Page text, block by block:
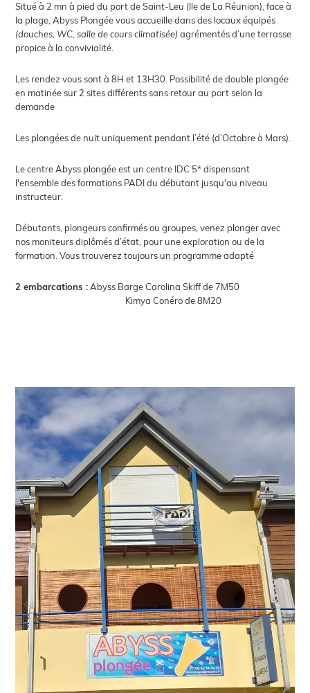
Situé à 2 mn à pied du port de Saint-Leu (Ile de La Réunion), face à
la plage, Abyss Plongée vous accueille dans des locaux équipés
(douches, WC, salle de cours climatisée)agrémentés d’une terrasse
propice à la convivialité.
Les rendez vous sont à 8H et 13H30. Possibilité de double plongée
en matinée sur 2 sites différents sans retour au port selon la
demande
Les plongées de nuit uniquement pendant l’été (d’Octobre à Mars).
Le centre Abyss plongée est un centre IDC 5* dispensant
l'ensemble des formations PADI du débutant jusqu'au niveau
instructeur.
Débutants, plongeurs confirmés ou groupes, venez plonger avec
nos moniteurs diplômés d’état, pour une exploration ou de la
formation. Vous trouverez toujours un programme adapté
2 embarcations :Abyss Barge Carolina Skiff de 7M50
Kimya Conéro de 8M20